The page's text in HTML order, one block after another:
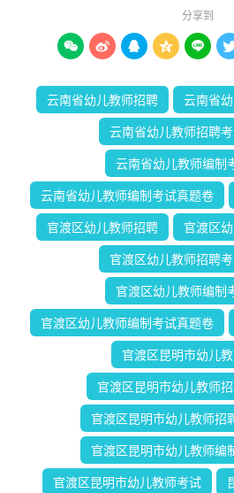
分享到
    
云南省幼儿教师招聘 云南省
云南省幼儿教师招聘
云南省幼儿教师编制
云南省幼儿教师编制考试真题卷
官渡区幼儿教师招聘 官渡区
官渡区幼儿教师招聘
官渡区幼儿教师编制
官渡区幼儿教师编制考试真题卷
官渡区昆明市幼儿
官渡区昆明市幼儿教师
官渡区昆明市幼儿教师招
官渡区昆明市幼儿教师编
官渡区昆明市幼儿教师考试